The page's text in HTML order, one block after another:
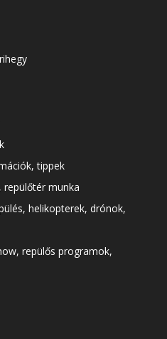
tippek
repülőtér munka
helikopterek, drónok,
repülős programok,